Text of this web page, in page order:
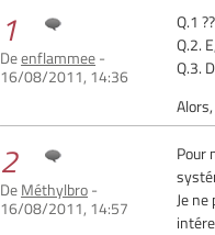
1
Deenflammee-
16/08/2011, 14:36
Q.1 ??
Q.2.
Q.3.
2
DeMéthylbro-
16/08/2011, 14:57
Pour
Je